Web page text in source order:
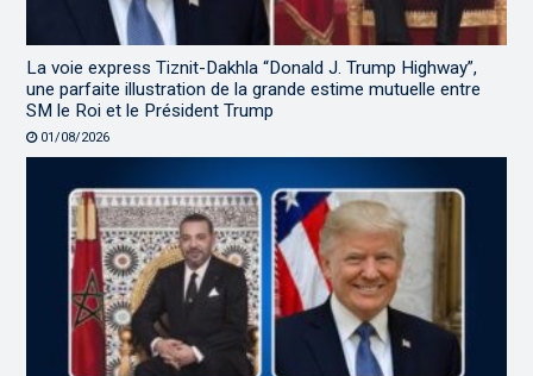
La voie express Tiznit-Dakhla “Donald J. Trump Highway”,
une parfaite illustration de la grande estime mutuelle entre
SM le Roi et le Président Trump
01/08/2026